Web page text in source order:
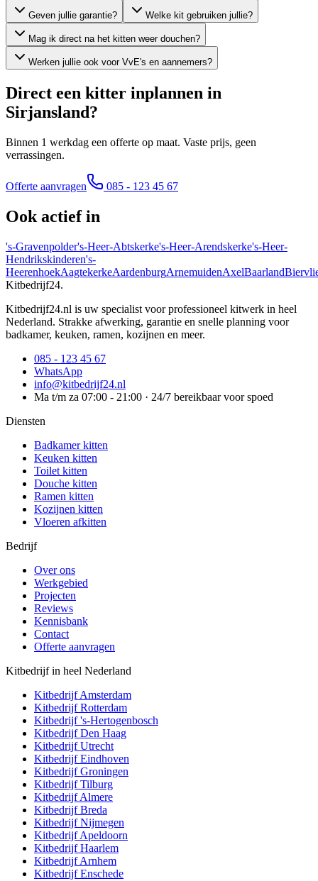
Geven jullie garantie? Welke kit gebruiken jullie?
Mag ik direct na het kitten weer douchen?
Werken jullie ook voor VvE's en aannemers?
Direct een kitter inplannen in
Sirjansland?
Binnen 1 werkdag een offerte op maat. Vaste prijs, geen
verrassingen.
Offerte aanvragen 085 - 123 45 67
Ook actief in
's-Gravenpolder's-Heer-Abtskerke's-Heer-Arendskerke's-Heer-
Hendrikskinderen's-
HeerenhoekAagtekerkeAardenburgArnemuidenAxelBaarland
Kitbedrijf24.
Kitbedrijf24.nl is uw specialist voor professioneel kitwerk in heel
Nederland. Strakke afwerking, garantie en snelle planning voor
badkamer, keuken, ramen, kozijnen en meer.
085 - 123 45 67
WhatsApp
info@kitbedrijf24.nl
Ma t/m za 07:00 - 21:00 · 24/7 bereikbaar voor spoed
Diensten
Badkamer kitten
Keuken kitten
Toilet kitten
Douche kitten
Ramen kitten
Kozijnen kitten
Vloeren afkitten
Bedrijf
Over ons
Werkgebied
Projecten
Reviews
Kennisbank
Contact
Offerte aanvragen
Kitbedrijf in heel Nederland
KitbedrijfAmsterdam
KitbedrijfRotterdam
Kitbedrijf's-Hertogenbosch
KitbedrijfDen Haag
KitbedrijfUtrecht
KitbedrijfEindhoven
KitbedrijfGroningen
KitbedrijfTilburg
KitbedrijfAlmere
KitbedrijfBreda
KitbedrijfNijmegen
KitbedrijfApeldoorn
KitbedrijfHaarlem
KitbedrijfArnhem
KitbedrijfEnschede